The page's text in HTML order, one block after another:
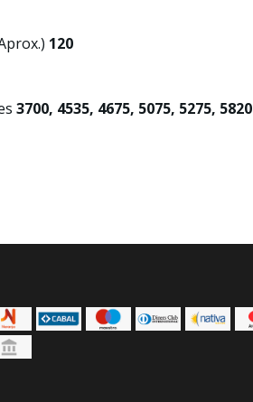
120
3700, 4535, 4675, 5075, 5275, 5820